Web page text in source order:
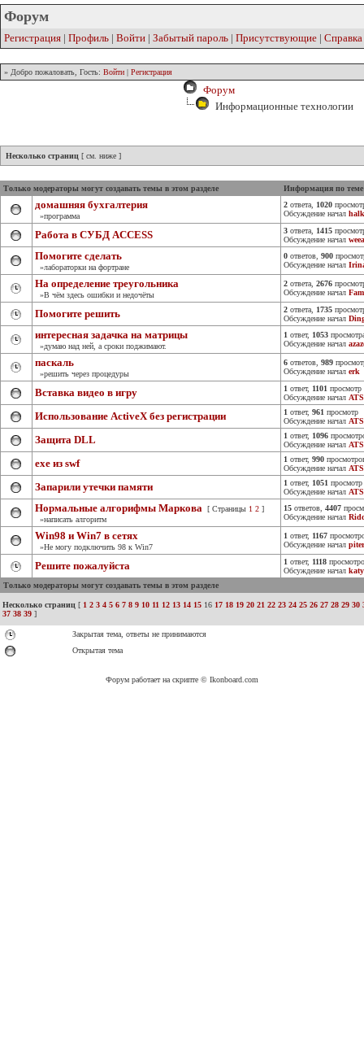
Форум
Регистрация | Профиль | Войти | Забытый пароль | Присутствующие | Справка
» Добро пожаловать, Гость: Войти | Регистрация
Форум
Информационные технологии
Несколько страниц [ см. ниже ]
Только модераторы могут создавать темы в этом разделе Информация по теме
домашняя бухгалтерия
»программа
2 ответа, 1020
Обсуждение начал
Работа в СУБД ACCESS 3 ответа, 1415
Обсуждение начал weea
Помогите сделать
»лабораторки на фортране
0 ответов, 900
Обсуждение начал
На определение треугольника
»В чём здесь ошибки и недочёты
2 ответа, 2676
Обсуждение начал
Помогите решить 2 ответа, 1735
Обсуждение начал
интересная задачка на матрицы
»думаю над ней, а сроки поджимают.
1 ответ, 1053
Обсуждение начал
паскаль
»решить через процедуры
6 ответов, 989
Обсуждение начал erk
Вставка видео в игру 1 ответ, 1101 просмотр
Обсуждение начал ATS
Использование ActiveX без регистрации 1 ответ, 961 просмотр
Обсуждение начал ATS
Защита DLL 1 ответ, 1096
Обсуждение начал ATS
exe из swf 1 ответ, 990
Обсуждение начал ATS
Запарили утечки памяти 1 ответ, 1051 просмотр
Обсуждение начал ATS
Нормальные алгорифмы Маркова [ Страницы 1 2 ]
»написать алгоритм
15 ответов, 4407
Обсуждение начал
Win98 и Win7 в сетях
»Не могу подключить 98 к Win7
1 ответ, 1167
Обсуждение начал
Решите пожалуйста 1 ответ, 1118
Обсуждение начал
Только модераторы могут создавать темы в этом разделе
Несколько страниц [ 1 2 3 4 5 6 7 8 9 10 11 12 13 14 15 16 17 18 19 20 21 22 23 24 25 26 27 28 29 30
37 38 39 ]
Закрытая тема, ответы не принимаются
Открытая тема
Форум работает на скрипте © Ikonboard.com